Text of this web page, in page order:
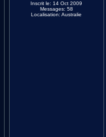
Inscrit le: 14 Oct 2009
Messages: 58
Localisation: Australie